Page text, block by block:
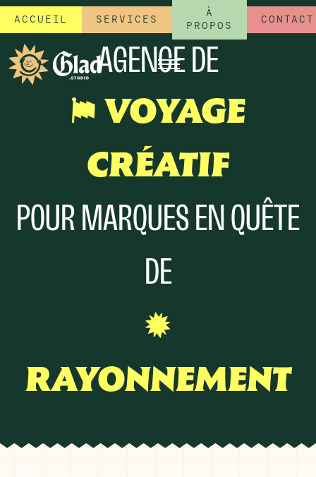
ACCUEIL SERVICES
À
PROPOS
CONTACT
AGENCE DE
C VOYAGE
CRÉATIF
POUR MARQUES EN QUÊTE
DE
E
RAYONNEMENT